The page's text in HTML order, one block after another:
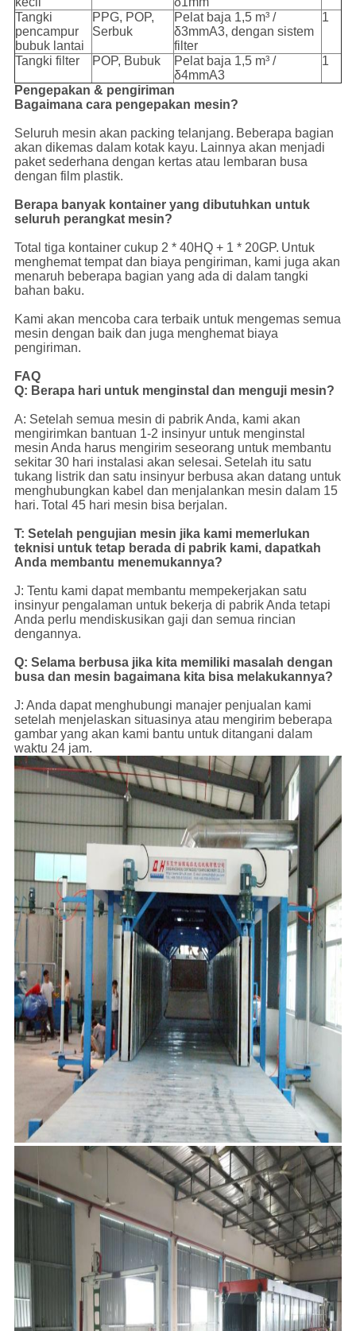
Tangki
pencampur
bubuk lantai
PPG, POP,
Serbuk
Pelat baja 1,5 m³ /
δ3mmA3, dengan sistem
filter
1
Tangki filter POP, Bubuk
Pelat baja 1,5 m³ /
δ4mmA3
1
Pengepakan & pengiriman
Bagaimana cara pengepakan mesin?
Seluruh mesin akan packing telanjang. Beberapa bagian
akan dikemas dalam kotak kayu. Lainnya akan menjadi
paket sederhana dengan kertas atau lembaran busa
dengan film plastik.
Berapa banyak kontainer yang dibutuhkan untuk
seluruh perangkat mesin?
Total tiga kontainer cukup 2 * 40HQ + 1 * 20GP. Untuk
menghemat tempat dan biaya pengiriman, kami juga akan
menaruh beberapa bagian yang ada di dalam tangki
bahan baku.
Kami akan mencoba cara terbaik untuk mengemas semua
mesin dengan baik dan juga menghemat biaya
pengiriman.
FAQ
Q: Berapa hari untuk menginstal dan menguji mesin?
A: Setelah semua mesin di pabrik Anda, kami akan
mengirimkan bantuan 1-2 insinyur untuk menginstal
mesin Anda harus mengirim seseorang untuk membantu
sekitar 30 hari instalasi akan selesai. Setelah itu satu
tukang listrik dan satu insinyur berbusa akan datang untuk
menghubungkan kabel dan menjalankan mesin dalam 15
hari. Total 45 hari mesin bisa berjalan.
T: Setelah pengujian mesin jika kami memerlukan
teknisi untuk tetap berada di pabrik kami, dapatkah
Anda membantu menemukannya?
J: Tentu kami dapat membantu mempekerjakan satu
insinyur pengalaman untuk bekerja di pabrik Anda tetapi
Anda perlu mendiskusikan gaji dan semua rincian
dengannya.
Q: Selama berbusa jika kita memiliki masalah dengan
busa dan mesin bagaimana kita bisa melakukannya?
J: Anda dapat menghubungi manajer penjualan kami
setelah menjelaskan situasinya atau mengirim beberapa
gambar yang akan kami bantu untuk ditangani dalam
waktu 24 jam.